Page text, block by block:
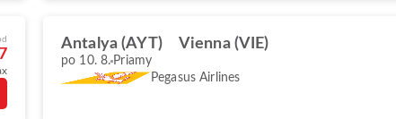
Antalya (AYT) Vienna (VIE)
po 10. 8. Priamy
Pegasus Airlines